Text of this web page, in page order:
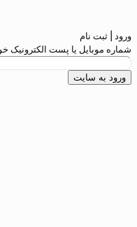
یا پست الکترونیک خود را وارد کنید